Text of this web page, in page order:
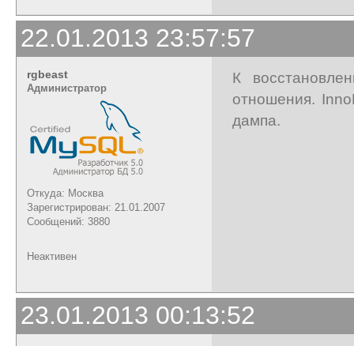
22.01.2013 23:57:57
rgbeast
Администратор
Откуда: Москва
Зарегистрирован: 21.01.2007
Сообщений: 3880
К
отношения.
дампа.
Неактивен
23.01.2013 00:13:52